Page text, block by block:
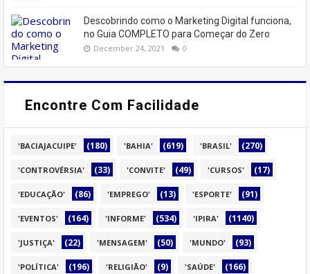
Descobrindo como o Marketing Digital funciona,
no Guia COMPLETO para Começar do Zero
December 24, 2021 0
Encontre Com Facilidade
'BACIAJACUIPE' (180) 'BAHIA' (619) 'BRASIL' (270)
'CONTROVÉRSIA' (33) 'CONVITE' (49) 'CURSOS' (17)
'EDUCAÇÃO' (86) 'EMPREGO' (13) 'ESPORTE' (91)
'EVENTOS' (164) 'INFORME' (534) 'IPIRA' (1140)
'JUSTIÇA' (22) 'MENSAGEM' (50) 'MUNDO' (93)
'POLÍTICA' (196) 'RELIGIÃO' (9) 'SAÚDE' (166)